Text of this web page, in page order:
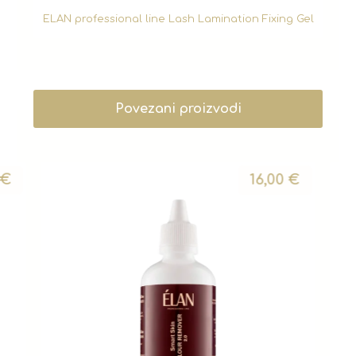
ELAN professional line Lash Lamination Fixing Gel
Povezani proizvodi
€ 16,00 €